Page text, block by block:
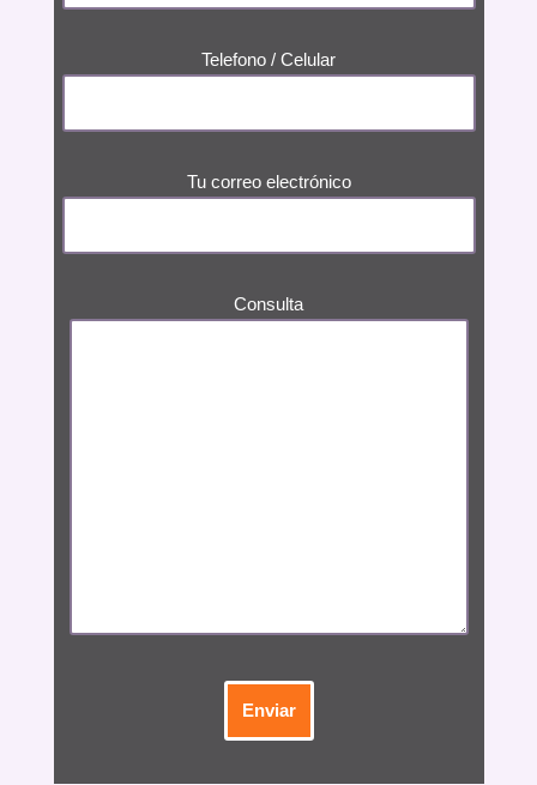
Telefono / Celular
Tu correo electrónico
Consulta